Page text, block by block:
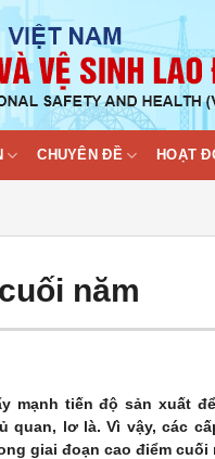
CHUYÊN ĐỀ HOẠT
năm
mạnh tiến độ sản xuất
lơ là. Vì vậy, các
giai đoạn cao điểm cuối